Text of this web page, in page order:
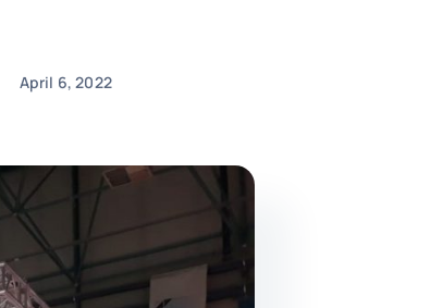
April 6, 2022